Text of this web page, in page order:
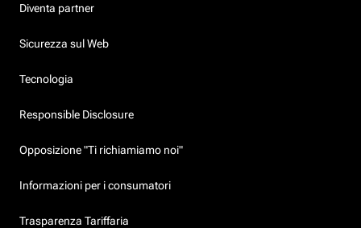
Diventa partner
Sicurezza sul Web
Tecnologia
Responsible Disclosure
Opposizione "Ti richiamiamo noi"
Informazioni per i consumatori
Trasparenza Tariffaria